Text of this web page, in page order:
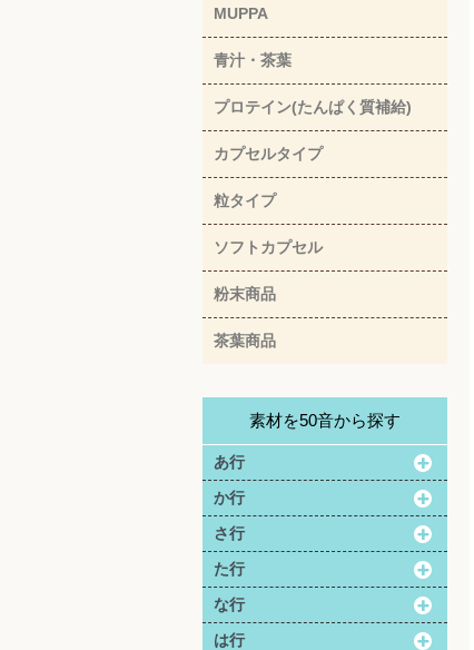
MUPPA
青汁・茶葉
プロテイン(たんぱく質補給)
カプセルタイプ
粒タイプ
ソフトカプセル
粉末商品
茶葉商品
素材を50音から探す
あ行
か行
さ行
た行
な行
は行